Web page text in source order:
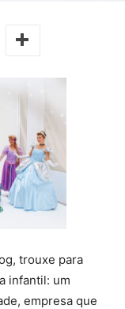
trouxe para
infantil: um
empresa que